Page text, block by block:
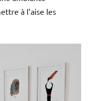
à l’aise les